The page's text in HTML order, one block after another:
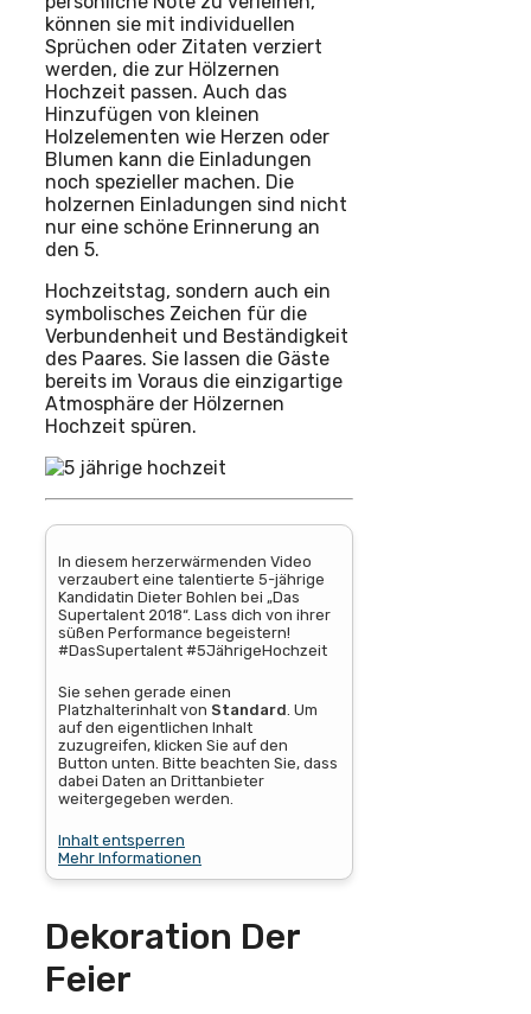
können sie mit individuellen
Sprüchen oder Zitaten verziert
werden, die zur Hölzernen
Hochzeit passen. Auch das
Hinzufügen von kleinen
Holzelementen wie Herzen oder
Blumen kann die Einladungen
noch spezieller machen. Die
holzernen Einladungen sind nicht
nur eine schöne Erinnerung an
den 5.
Hochzeitstag, sondern auch ein
symbolisches Zeichen für die
Verbundenheit und Beständigkeit
des Paares. Sie lassen die Gäste
bereits im Voraus die einzigartige
Atmosphäre der Hölzernen
Hochzeit spüren.
In diesem herzerwärmenden Video
verzaubert eine talentierte 5-jährige
Kandidatin Dieter Bohlen bei „Das
Supertalent 2018“. Lass dich von ihrer
süßen Performance begeistern!
#DasSupertalent #5JährigeHochzeit
Sie sehen gerade einen
Platzhalterinhalt von Standard . Um
auf den eigentlichen Inhalt
zuzugreifen, klicken Sie auf den
Button unten. Bitte beachten Sie, dass
dabei Daten an Drittanbieter
weitergegeben werden.
Inhalt entsperren
Mehr Informationen
Dekoration Der
Feier